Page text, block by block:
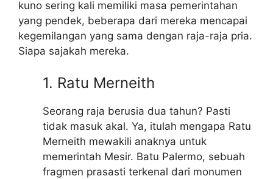
kuno sering kali memiliki masa pemerintahan
yang pendek, beberapa dari mereka mencapai
kegemilangan yang sama dengan raja-raja pria.
Siapa sajakah mereka.
1. Ratu Merneith
Seorang raja berusia dua tahun? Pasti
tidak masuk akal. Ya, itulah mengapa Ratu
Merneith mewakili anaknya untuk
memerintah Mesir. Batu Palermo, sebuah
fragmen prasasti terkenal dari monumen